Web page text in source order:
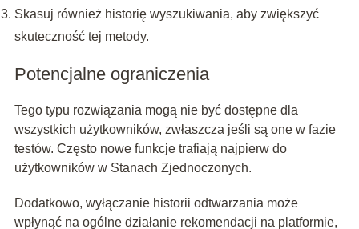
Skasuj również historię wyszukiwania, aby zwiększyć
skuteczność tej metody.
Potencjalne ograniczenia
Tego typu rozwiązania mogą nie być dostępne dla
wszystkich użytkowników, zwłaszcza jeśli są one w fazie
testów. Często nowe funkcje trafiają najpierw do
użytkowników w Stanach Zjednoczonych.
Dodatkowo, wyłączanie historii odtwarzania może
wpłynąć na ogólne działanie rekomendacji na platformie,